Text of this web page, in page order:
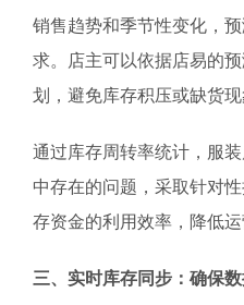
销售趋势和季节性变化，
求。店主可以依据店易的
划，避免库存积压或缺货现
通过库存周转率统计，服
中存在的问题，采取针对
存资金的利用效率，降低运
三、实时库存同步：确保